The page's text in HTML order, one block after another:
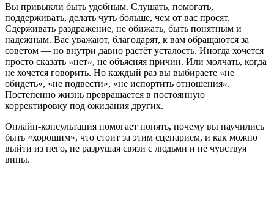
Вы привыкли быть удобным. Слушать, помогать,
поддерживать, делать чуть больше, чем от вас просят.
Сдерживать раздражение, не обижать, быть понятным и
надёжным. Вас уважают, благодарят, к вам обращаются за
советом — но внутри давно растёт усталость. Иногда хочется
просто сказать «нет», не объясняя причин. Или молчать, когда
не хочется говорить. Но каждый раз вы выбираете «не
обидеть», «не подвести», «не испортить отношения».
Постепенно жизнь превращается в постоянную
корректировку под ожидания других.
Онлайн-консультация помогает понять, почему вы научились
быть «хорошим», что стоит за этим сценарием, и как можно
выйти из него, не разрушая связи с людьми и не чувствуя
вины.